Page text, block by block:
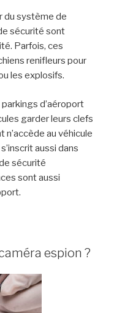
du système de
sécurité sont
Parfois, ces
renifleurs pour
les explosifs.
d’aéroport
garder leurs clefs
n’accède au véhicule
s’inscrit aussi dans
sécurité
sont aussi
espion ?